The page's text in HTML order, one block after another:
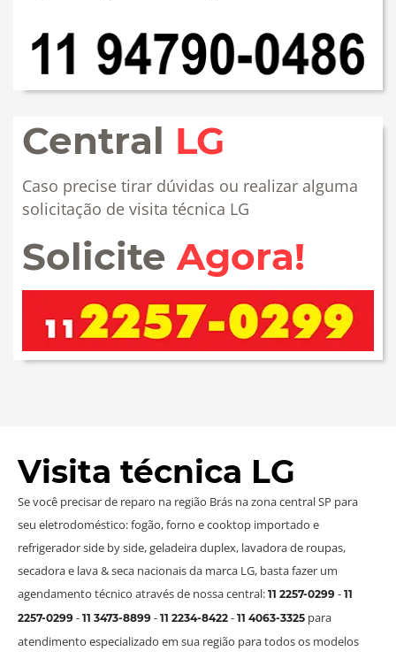
Central LG
Caso precise tirar dúvidas ou realizar alguma
solicitação de visita técnica LG
SoliciteAgora!
Visita técnica LG
Se você precisar de reparo na região Brás na zona central SP para
seu eletrodoméstico: fogão, forno e cooktop importado e
refrigerador side by side, geladeira duplex, lavadora de roupas,
secadora e lava & seca nacionais da marca LG, basta fazer um
agendamento técnico através de nossa central: 11 2257-0299 - 11
2257-0299 - 11 3473-8899 - 11 2234-8422 - 11 4063-3325 para
atendimento especializado em sua região para todos os modelos